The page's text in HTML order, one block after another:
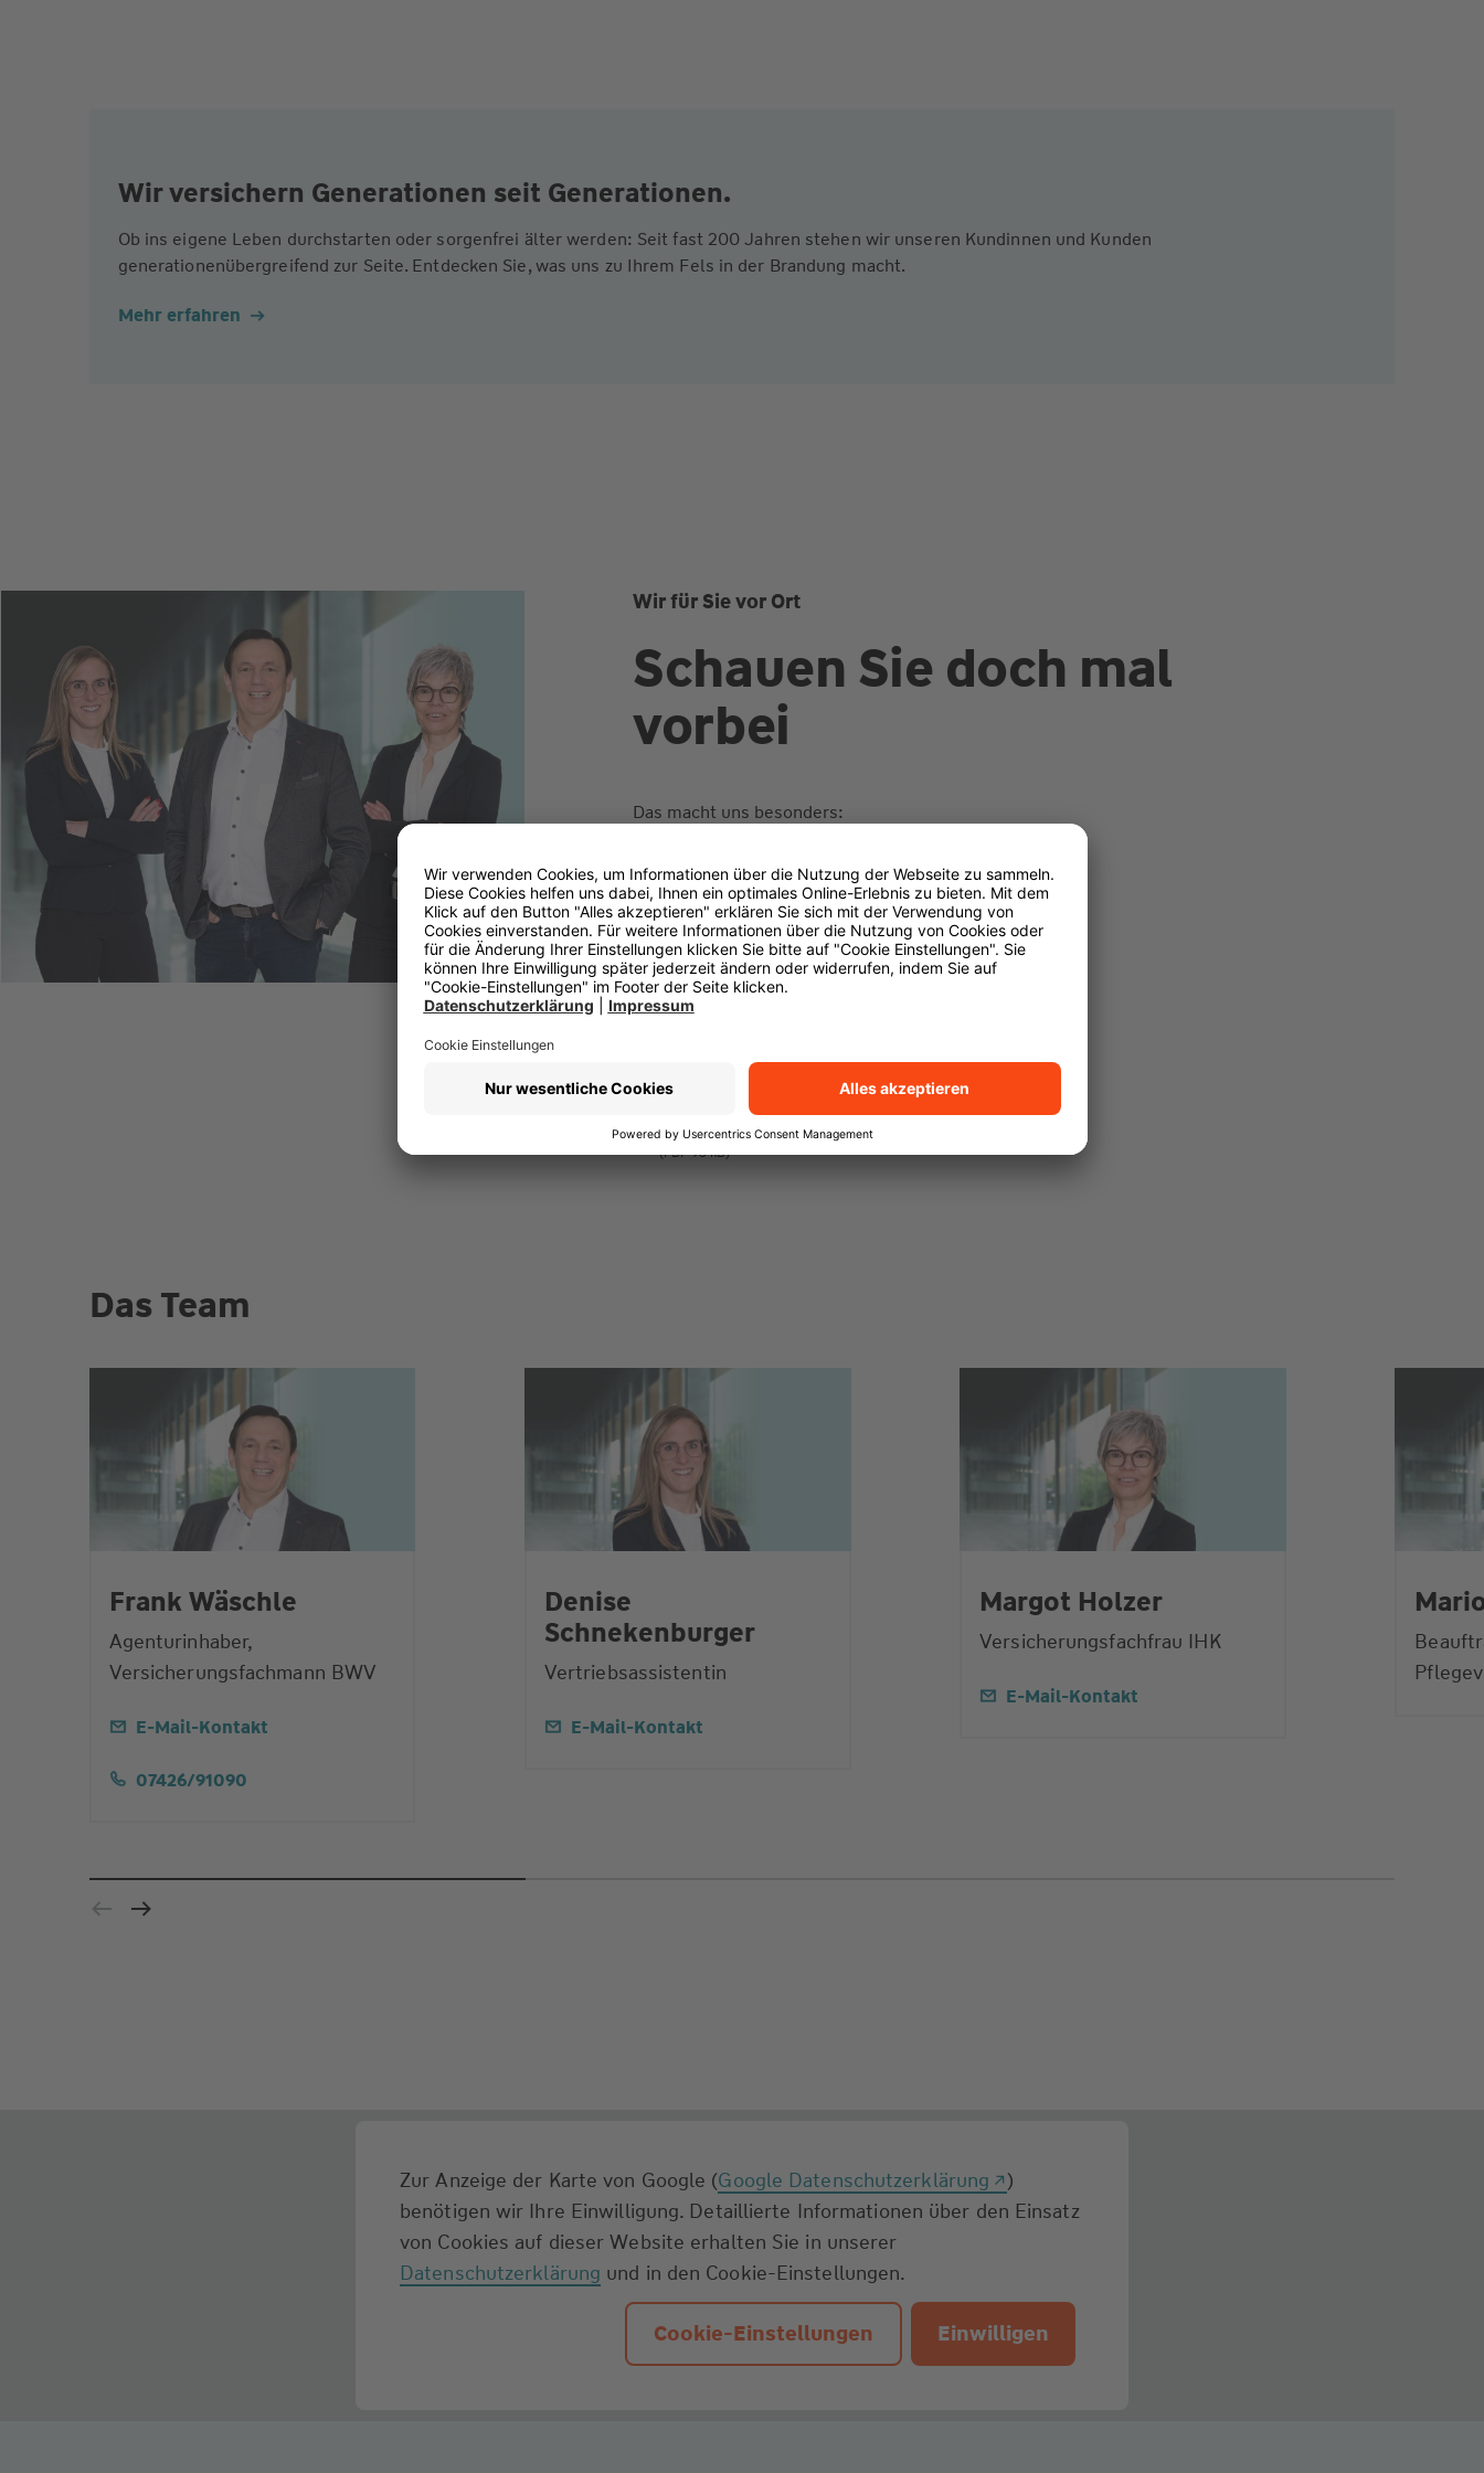
Wir versichern Generationen seit Generationen.
Ob ins eigene Leben durchstarten oder sorgenfrei älter werden: Seit fast 200 Jahren stehen wir unseren Kundinnen und Kunden
generationenübergreifend zur Seite. Entdecken Sie, was uns zu Ihrem Fels in der Brandung macht.
Mehr erfahren
Wir für Sie vor Ort
Schauen Sie doch mal
vorbei
Das macht uns besonders:
- Aufrichtigkeit
- Teamwork
- Eigenständigkeit
das Besondere für Sie:
- Sie profitieren von unseren eigenständigen Lösungen
Transparenz-Kodex
(PDF 93 kB)
Das Team
Frank Wäschle
Agenturinhaber,
Versicherungsfachmann BWV
E-Mail-Kontakt
07426/91090
Denise
Schnekenburger
Vertriebsassistentin
E-Mail-Kontakt
Margot Holzer
Versicherungsfachfrau IHK
E-Mail-Kontakt
Zur Anzeige der Karte von Google (Google Datenschutzerklärung
)
benötigen wir Ihre Einwilligung. Detaillierte Informationen über den Einsatz
von Cookies auf dieser Website erhalten Sie in unserer
Datenschutzerklärung und in den Cookie-Einstellungen.
Cookie-Einstellungen Einwilligen